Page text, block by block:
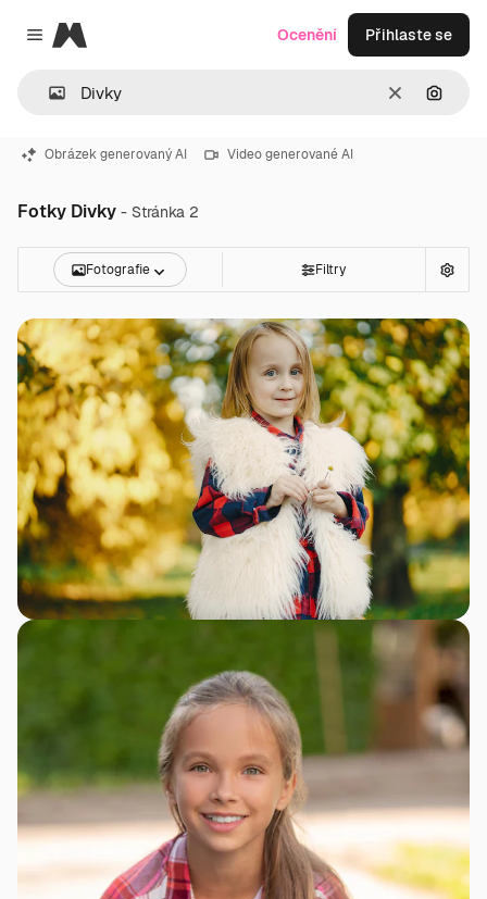
Close menu
Magnific
ZrušitHledat
Ocenění Přihlaste se
Obrázek generovaný AI Video generované AI
Fotky Divky - Stránka 2
Fotografie Filtry